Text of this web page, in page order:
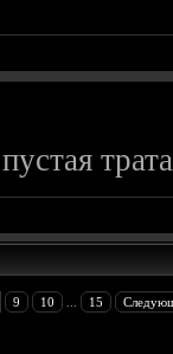
9 10 15